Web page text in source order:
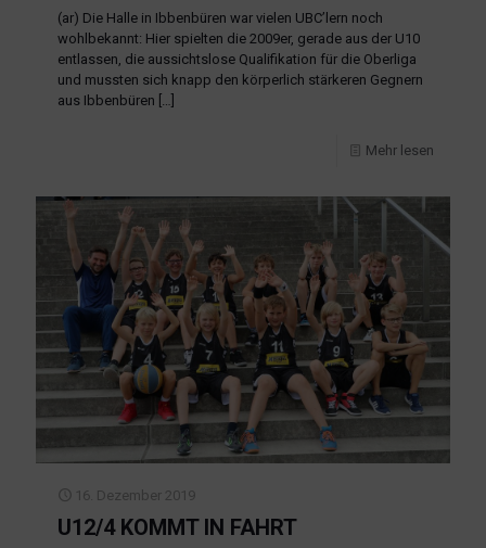
(ar) Die Halle in Ibbenbüren war vielen UBC’lern noch
wohlbekannt: Hier spielten die 2009er, gerade aus der U10
entlassen, die aussichtslose Qualifikation für die Oberliga
und mussten sich knapp den körperlich stärkeren Gegnern
aus Ibbenbüren […]
Mehr lesen
16. Dezember 2019
U12/4 KOMMT IN FAHRT